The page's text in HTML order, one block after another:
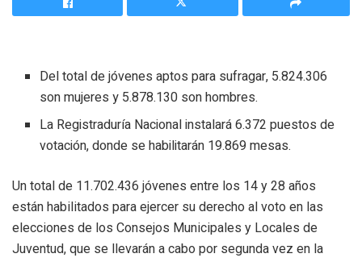
Del total de jóvenes aptos para sufragar, 5.824.306
son mujeres y 5.878.130 son hombres.
La Registraduría Nacional instalará 6.372 puestos de
votación, donde se habilitarán 19.869 mesas.
Un total de 11.702.436 jóvenes entre los 14 y 28 años
están habilitados para ejercer su derecho al voto en las
elecciones de los Consejos Municipales y Locales de
Juventud, que se llevarán a cabo por segunda vez en la